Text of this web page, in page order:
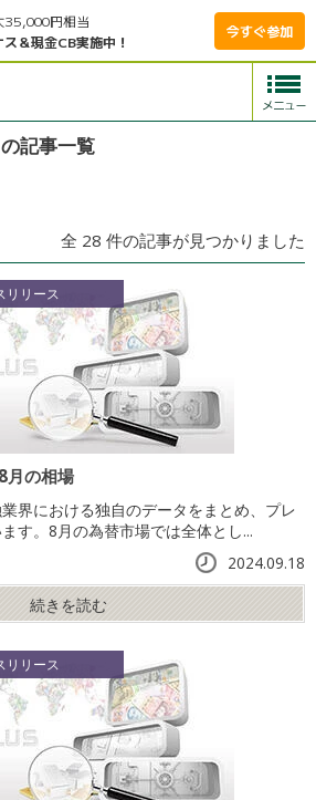
35,000円相当
＆現金CB実施中！
今すぐ参加
記事一覧
全 28 件の記事が見つかりました
リリース
月の相場
界における独自のデータをまとめ、プレ
す。8月の為替市場では全体とし...
2024.09.18
続きを読む
リリース